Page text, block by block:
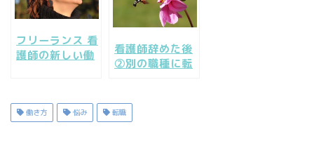
フリーランス 看
護師の新しい働
イル
看護師辞めた後
②別の職種に転
の探し方
働き方 悩み 転職